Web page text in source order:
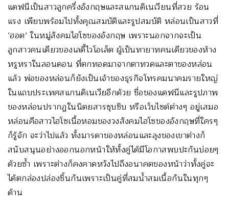
แดฟนีเป็นสาวลูกครึ่งอังกฤษและสแกนดิเนเวียนที่สวย ร้อน
แรง เพียบพร้อมไปทั้งคุณสมบัติและรูปสมบัติ หล่อนเป็นสาวที่
‘ฮอต’ ในหมู่สังคมไฮโซของอังกฤษ เพราะนอกจากจะเป็น
ลูกสาวคนเดียวของเลดี้ไวโอเล็ต ผู้เป็นทายาทคนเดียวของห้าง
หรูหราในลอนดอน ที่ตกทอดมาจากตาทวดและตาของหล่อน
แล้ว พ่อของหล่อนก็ยังเป็นเจ้าของธุรกิจโทรคมนาคมรายใหญ่
ในแถบประเทศสแกนดิเนเวียอีกด้วย ชื่อของแดฟนีและรูปภาพ
ของหล่อนปรากฏในนิตยสารซุบซิบ หรือเว็บไซต์ต่างๆ อยู่เสมอ
หล่อนคือสาวไฮโซเนื้อหอมของวงสังคมไฮโซของอังกฤษที่ใครๆ
ก็รู้จัก จะว่าไปแล้ว ทั้งมารดาของหล่อนและลุงของเขาต่างก็
สนับสนุนอย่างออกนอกหน้าให้ทั้งคู่ได้มีโอกาสพบปะกันบ่อยๆ
ด้วยซ้ำ เพราะต่างก็คงคาดหวังไปถึงอนาคตของหน้าว่าทั้งคู่จะ
ได้ตกล่องปล่องชิ้นกันเพราะเป็นคู่ที่สมน้ำสมเนื้อกันในทุกๆ
ด้าน